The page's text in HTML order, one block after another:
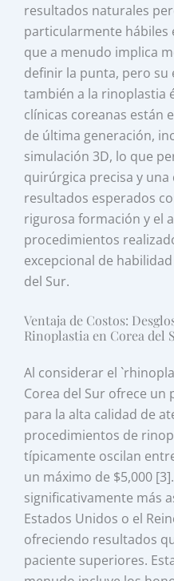
resultados naturales
particularmente hábiles
que a menudo implica
definir la punta, pero su
también a la rinoplastia
clínicas coreanas están
de última generación,
simulación 3D, lo que
quirúrgica precisa y
resultados esperados
rigurosa formación y el
procedimientos
excepcional de
del Sur.
Ventaja de Costos:
Rinoplastia en Corea del
Al considerar el
Corea del Sur ofrece
para la alta calidad de
procedimientos de
típicamente oscilan
un máximo de $5,000
significativamente más
Estados Unidos o el
ofreciendo resultados
paciente superiores.